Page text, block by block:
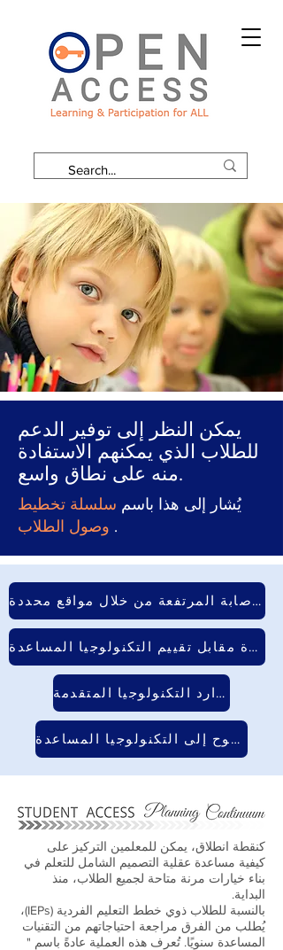
يمكن النظر إلى توفير الدعم
للطلاب الذي يمكنهم الاستفادة
منه على نطاق واسع.
يُشار إلى هذا باسم سلسلة تخطيط
وصول الطلاب .
القدرة على دعم الطلاب ذوي معدلات الإصابة المرتفعة من خلال مواقع محددة
النظر في استخدام التكنولوجيا المساعدة مقابل تقييم التكنولوجيا المساعدة
مجموعة أدوات موارد التكنولوجيا المتقدمة
موارد الوصول المفتوح إلى التكنولوجيا المساعدة
كنقطة انطلاق، يمكن للمعلمين التركيز على
كيفية مساعدة عقلية التصميم الشامل للتعلم في
بناء خيارات مرنة متاحة لجميع الطلاب، منذ
البداية.
بالنسبة للطلاب ذوي خطط التعليم الفردية (IEPs)،
يُطلب من الفرق مراجعة احتياجاتهم من التقنيات
المساعدة سنويًا. تُعرف هذه العملية عادةً باسم "